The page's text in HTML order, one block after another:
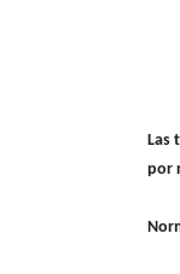
Las
por